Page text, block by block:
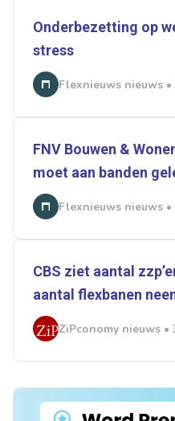
Onderbezetting op
stress
Flexnieuws nieuws •
FNV Bouwen &
moet aan banden
Flexnieuws nieuws •
CBS ziet aantal
aantal flexbanen
ZiPconomy nieuws •